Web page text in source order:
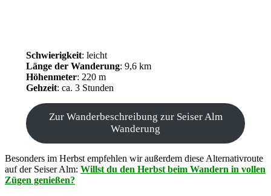
Schwierigkeit: leicht
Länge der Wanderung: 9,6 km
Höhenmeter: 220 m
Gehzeit: ca. 3 Stunden
Zur Wanderbeschreibung zur Seiser Alm
Wanderung
Besonders im Herbst empfehlen wir außerdem diese Alternativroute
auf der Seiser Alm: Willst du den Herbst beim Wandern in vollen
Zügen genießen?